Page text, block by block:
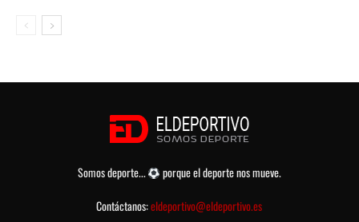
Somos deporte...
porque el deporte nos mueve.
Contáctanos:eldeportivo@eldeportivo.es